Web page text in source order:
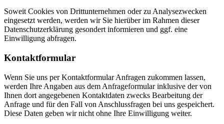
Soweit Cookies von Drittunternehmen oder zu Analysezwecken
eingesetzt werden, werden wir Sie hierüber im Rahmen dieser
Datenschutzerklärung gesondert informieren und ggf. eine
Einwilligung abfragen.
Kontaktformular
Wenn Sie uns per Kontaktformular Anfragen zukommen lassen,
werden Ihre Angaben aus dem Anfrageformular inklusive der von
Ihnen dort angegebenen Kontaktdaten zwecks Bearbeitung der
Anfrage und für den Fall von Anschlussfragen bei uns gespeichert.
Diese Daten geben wir nicht ohne Ihre Einwilligung weiter.